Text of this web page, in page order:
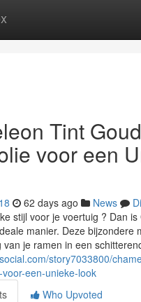
Tint
voor een
62 days ago News
stijl voor je voertuig ? Dan
manier. Deze bijzondere
van je ramen in een
story7033800/
een-unieke-look
Who Upvoted